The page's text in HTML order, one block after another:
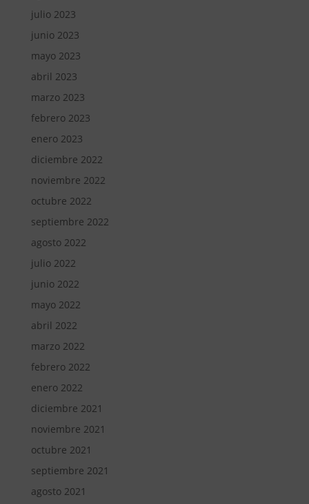
julio 2023
junio 2023
mayo 2023
abril 2023
marzo 2023
febrero 2023
enero 2023
diciembre 2022
noviembre 2022
octubre 2022
septiembre 2022
agosto 2022
julio 2022
junio 2022
mayo 2022
abril 2022
marzo 2022
febrero 2022
enero 2022
diciembre 2021
noviembre 2021
octubre 2021
septiembre 2021
agosto 2021